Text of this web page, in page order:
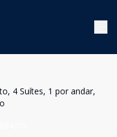
4 Suítes, 1 por andar,